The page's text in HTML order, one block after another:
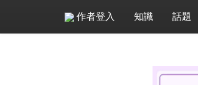
作者登入 知識 話題